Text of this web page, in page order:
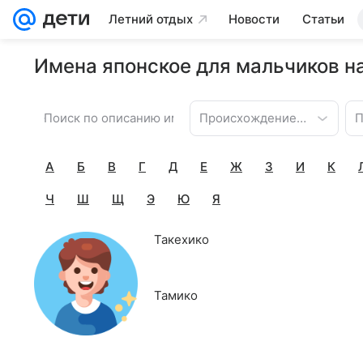
Летний отдых Новости Статьи
Имена японское для мальчиков
Происхождение имени
А Б В Г Д Е Ж З И К
Ч Ш Щ Э Ю Я
Такехико
Тамико